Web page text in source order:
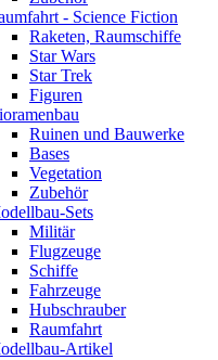
- Science Fiction
Raketen, Raumschiffe
Star Wars
Star Trek
Figuren
Ruinen und Bauwerke
Bases
Vegetation
Zubehör
Sets
Militär
Flugzeuge
Schiffe
Fahrzeuge
Hubschrauber
Raumfahrt
Artikel